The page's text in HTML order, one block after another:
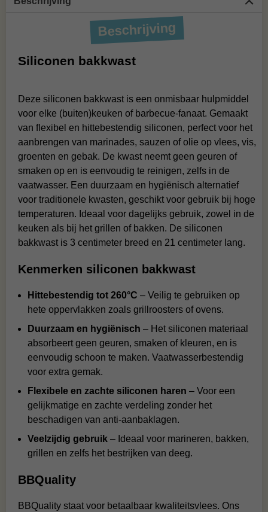
Beschrijving
Siliconen bakkwast
Deze siliconen bakkwast is een onmisbaar hulpmiddel
voor elke (buiten)keuken of barbecue-fanaat. Gemaakt
van flexibel en hittebestendig siliconen, perfect voor het
aanbrengen van marinades, sauzen of olie op vlees, vis,
groenten en gebak. De kwast neemt geen geuren of
smaken op en is eenvoudig te reinigen, zelfs in de
vaatwasser. Een duurzaam en hygiënisch alternatief
voor traditionele kwasten, geschikt voor gebruik bij hoge
temperaturen. Ideaal voor dagelijks gebruik, zowel in de
keuken als bij het grillen of bakken. De siliconen
bakkwast is 3 centimeter breed en 21 centimeter lang.
Kenmerken siliconen bakkwast
Hittebestendig tot 260°C – Veilig te gebruiken op
hete oppervlakken zoals grillroosters of ovens.
Duurzaam en hygiënisch – Het siliconen materiaal
absorbeert geen geuren, smaken of kleuren, en is
eenvoudig schoon te maken. Vaatwasserbestendig
voor extra gemak.
Flexibele en zachte siliconen haren – Voor een
gelijkmatige en zachte verdeling zonder het
beschadigen van anti-aanbaklagen.
Veelzijdig gebruik – Ideaal voor marineren, bakken,
grillen en zelfs het bestrijken van deeg.
BBQuality
BBQuality staat voor betaalbaar kwaliteitsvlees. Ons